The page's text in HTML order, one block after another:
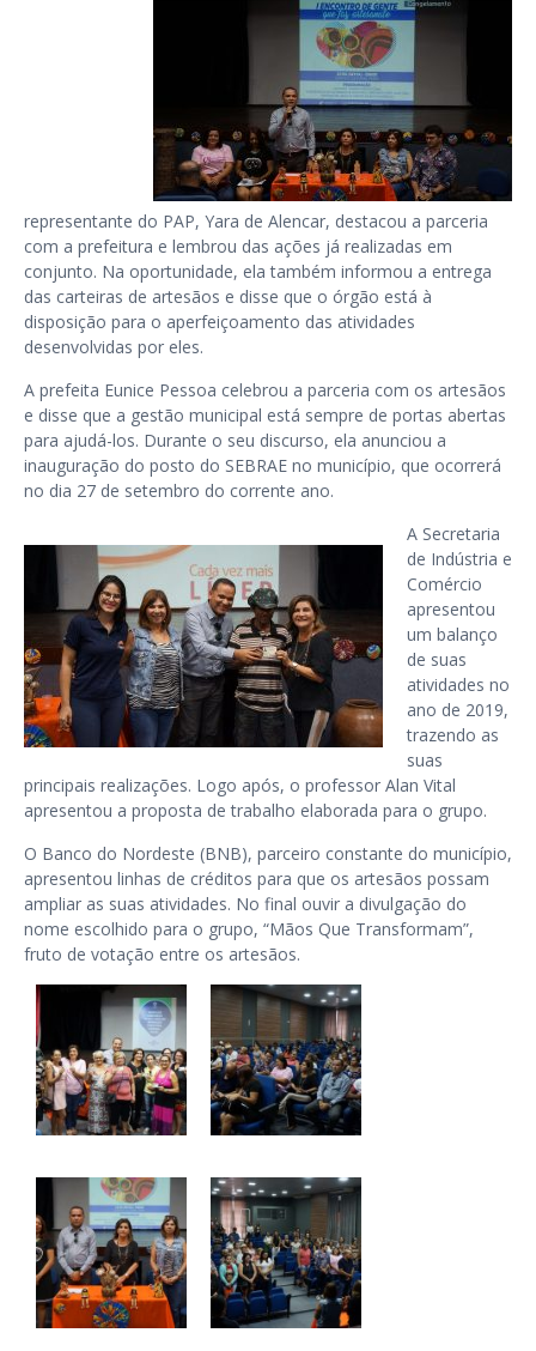
representante do PAP, Yara de Alencar, destacou a parceria
com a prefeitura e lembrou das ações já realizadas em
conjunto. Na oportunidade, ela também informou a entrega
das carteiras de artesãos e disse que o órgão está à
disposição para o aperfeiçoamento das atividades
desenvolvidas por eles.
A prefeita Eunice Pessoa celebrou a parceria com os artesãos
e disse que a gestão municipal está sempre de portas abertas
para ajudá-los. Durante o seu discurso, ela anunciou a
inauguração do posto do SEBRAE no município, que ocorrerá
no dia 27 de setembro do corrente ano.
A Secretaria
de Indústria e
Comércio
apresentou
um balanço
de suas
atividades no
ano de 2019,
trazendo as
suas
principais realizações. Logo após, o professor Alan Vital
apresentou a proposta de trabalho elaborada para o grupo.
O Banco do Nordeste (BNB), parceiro constante do município,
apresentou linhas de créditos para que os artesãos possam
ampliar as suas atividades. No final ouvir a divulgação do
nome escolhido para o grupo, “Mãos Que Transformam”,
fruto de votação entre os artesãos.